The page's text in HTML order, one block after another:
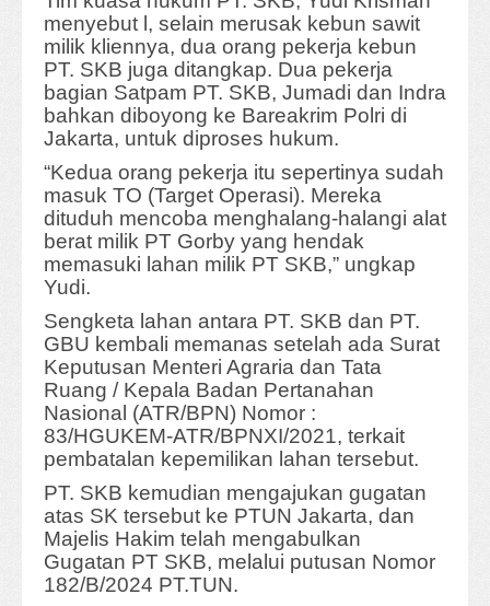
menyebut l, selain merusak kebun sawit
milik kliennya, dua orang pekerja kebun
PT. SKB juga ditangkap. Dua pekerja
bagian Satpam PT. SKB, Jumadi dan Indra
bahkan diboyong ke Bareakrim Polri di
Jakarta, untuk diproses hukum.
“Kedua orang pekerja itu sepertinya sudah
masuk TO (Target Operasi). Mereka
dituduh mencoba menghalang-halangi alat
berat milik PT Gorby yang hendak
memasuki lahan milik PT SKB,” ungkap
Yudi.
Sengketa lahan antara PT. SKB dan PT.
GBU kembali memanas setelah ada Surat
Keputusan Menteri Agraria dan Tata
Ruang / Kepala Badan Pertanahan
Nasional (ATR/BPN) Nomor :
83/HGUKEM-ATR/BPNXI/2021, terkait
pembatalan kepemilikan lahan tersebut.
PT. SKB kemudian mengajukan gugatan
atas SK tersebut ke PTUN Jakarta, dan
Majelis Hakim telah mengabulkan
Gugatan PT SKB, melalui putusan Nomor
182/B/2024 PT.TUN.